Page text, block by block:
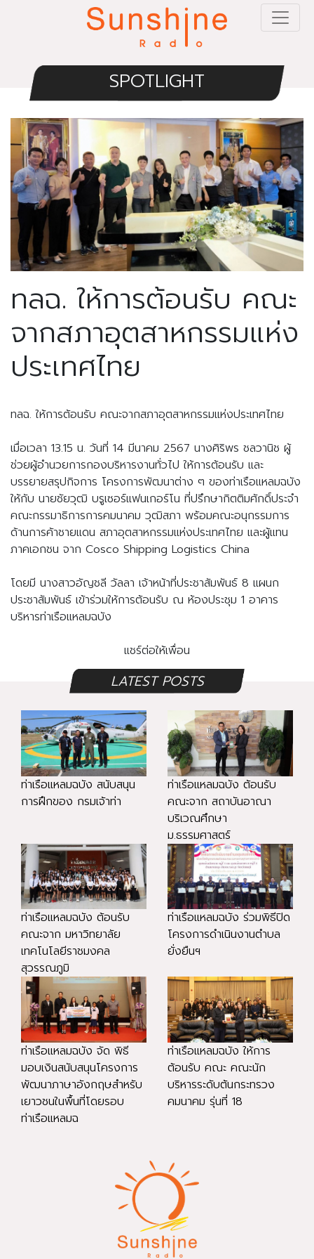
SPOTLIGHT
ทลฉ. ให้การต้อนรับ คณะ
จากสภาอุตสาหกรรมแห่ง
ประเทศไทย
ทลฉ. ให้การต้อนรับ คณะจากสภาอุตสาหกรรมแห่งประเทศไทย
เมื่อเวลา 13.15 น. วันที่ 14 มีนาคม 2567 นางศิริพร ชลวานิช ผู้
ช่วยผู้อำนวยการกองบริหารงานทั่วไป ให้การต้อนรับ และ
บรรยายสรุปกิจการ โครงการพัฒนาต่าง ๆ ของท่าเรือแหลมฉบัง
ให้กับ นายชัยวุฒิ บรูเซอร์แฟนเกอร์โน ที่ปรึกษากิตติมศักดิ์ประจำ
คณะกรรมาธิการการคมนาคม วุฒิสภา พร้อมคณะอนุกรรมการ
ด้านการค้าชายแดน สภาอุตสาหกรรมแห่งประเทศไทย และผู้แทน
ภาคเอกชน จาก Cosco Shipping Logistics China
โดยมี นางสาวอัญชลี วัลลา เจ้าหน้าที่ประชาสัมพันธ์ 8 แผนก
ประชาสัมพันธ์ เข้าร่วมให้การต้อนรับ ณ ห้องประชุม 1 อาคาร
บริหารท่าเรือแหลมฉบัง
แชร์ต่อให้เพื่อน
LATEST POSTS
ท่าเรือแหลมฉบัง สนับสนุน
การฝึกของ กรมเจ้าท่า
ท่าเรือแหลมฉบัง ต้อนรับ
คณะจาก สถาบันอาณา
บริเวณศึกษา
ม.ธรรมศาสตร์
ท่าเรือแหลมฉบัง ต้อนรับ
คณะจาก มหาวิทยาลัย
เทคโนโลยีราชมงคล
สุวรรณภูมิ
ท่าเรือแหลมฉบัง ร่วมพิธีปิด
โครงการดำเนินงานตำบล
ยั่งยืนฯ
ท่าเรือแหลมฉบัง จัด พิธี
มอบเงินสนับสนุนโครงการ
พัฒนาภาษาอังกฤษสำหรับ
เยาวชนในพื้นที่โดยรอบ
ท่าเรือแหลมฉ
ท่าเรือแหลมฉบัง ให้การ
ต้อนรับ คณะ คณะนัก
บริหารระดับต้นกระทรวง
คมนาคม รุ่นที่ 18